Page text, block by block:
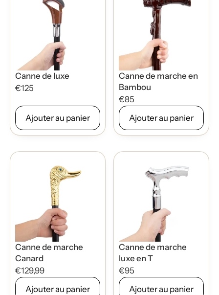
Canne de luxe
€125
Ajouter au panier
Canne de marche en
Bambou
€85
Ajouter au panier
Canne de marche
Canard
€129,99
Ajouter au panier
Canne de marche
luxe en T
€95
Ajouter au panier